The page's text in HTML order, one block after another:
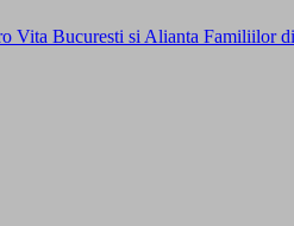
Vita Bucuresti si Alianta Familiilor